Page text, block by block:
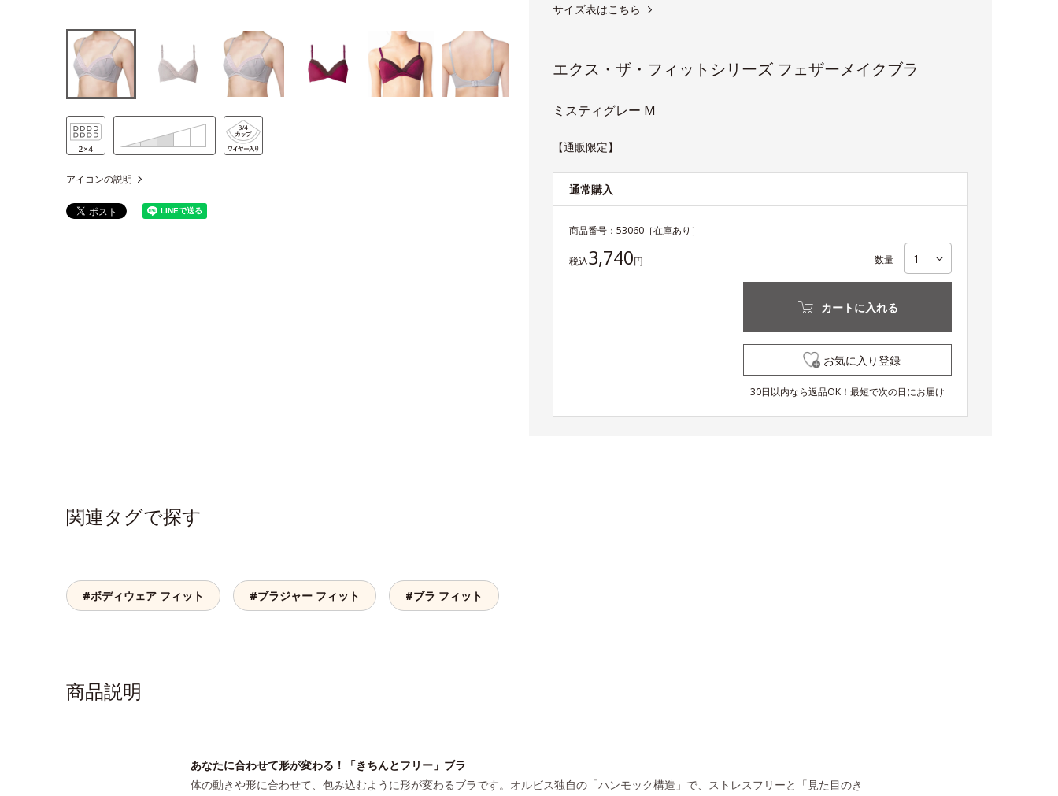
アイコンの説明
サイズ表はこちら
エクス・ザ・フィットシリーズ フェザーメイクブラ
ミスティグレー M
【通販限定】
通常購入
商品番号： 53060 ［在庫あり］
税込3,740円 数量
カートに入れる
お気に入り登録
30日以内なら返品OK！最短で次の日にお届け
関連タグで探す
#ボディウェア フィット #ブラジャー フィット #ブラ フィット
商品説明
あなたに合わせて形が変わる！「きちんとフリー」ブラ
体の動きや形に合わせて、包み込むように形が変わるブラです。オルビス独自の「ハンモック構造」で、ストレスフリーと「見た目のき